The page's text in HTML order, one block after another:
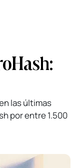
las últimas
por entre 1.500